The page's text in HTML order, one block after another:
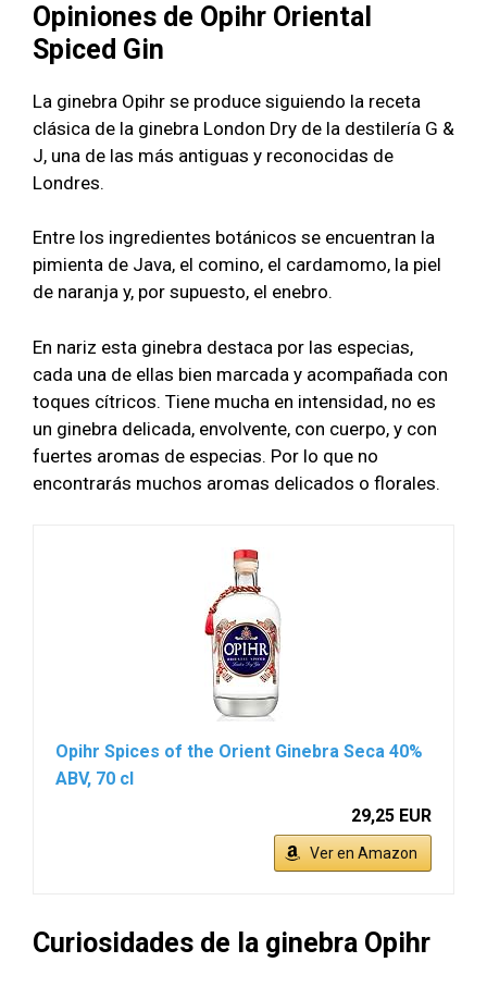
Opiniones de Opihr Oriental
Spiced Gin
La ginebra Opihr se produce siguiendo la receta
clásica de la ginebra London Dry de la destilería G &
J, una de las más antiguas y reconocidas de
Londres.
Entre los ingredientes botánicos se encuentran la
pimienta de Java, el comino, el cardamomo, la piel
de naranja y, por supuesto, el enebro.
En nariz esta ginebra destaca por las especias,
cada una de ellas bien marcada y acompañada con
toques cítricos. Tiene mucha en intensidad, no es
un ginebra delicada, envolvente, con cuerpo, y con
fuertes aromas de especias. Por lo que no
encontrarás muchos aromas delicados o florales.
Opihr Spices of the Orient Ginebra Seca 40%
ABV, 70 cl
29,25 EUR
Ver en Amazon
Curiosidades de la ginebra Opihr